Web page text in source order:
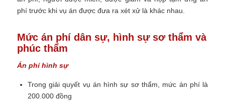
phí trước khi vụ án được đưa ra xét xử là khác nhau.
Mức án phí dân sự, hình sự sơ thẩm và
phúc thẩm
Án phí hình sự
Trong giải quyết vụ án hình sự sơ thẩm, mức án phí là
200.000 đồng